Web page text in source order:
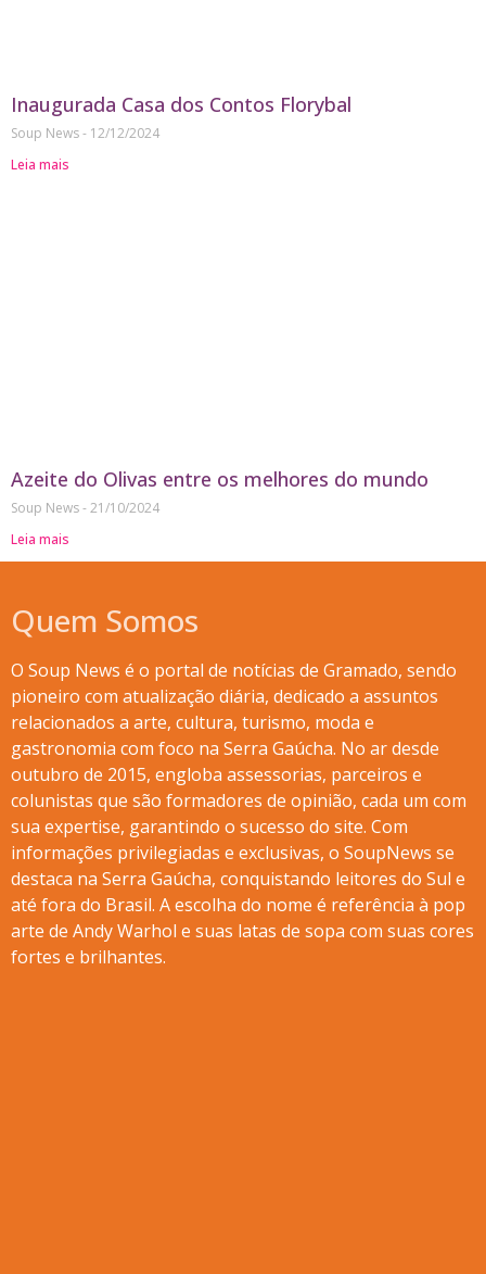
Inaugurada Casa dos Contos Florybal
Soup News
12/12/2024
Leia mais
Azeite do Olivas entre os melhores do mundo
Soup News 21/10/2024
Leia mais
Quem Somos
O Soup News é o portal de notícias de Gramado, sendo
pioneiro com atualização diária, dedicado a assuntos
relacionados a arte, cultura, turismo, moda e
gastronomia com foco na Serra Gaúcha. No ar desde
outubro de 2015, engloba assessorias, parceiros e
colunistas que são formadores de opinião, cada um com
sua expertise, garantindo o sucesso do site. Com
informações privilegiadas e exclusivas, o SoupNews se
destaca na Serra Gaúcha, conquistando leitores do Sul e
até fora do Brasil. A escolha do nome é referência à pop
arte de Andy Warhol e suas latas de sopa com suas cores
fortes e brilhantes.